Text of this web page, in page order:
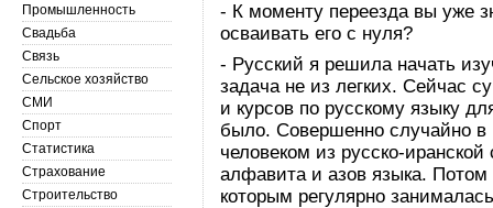
- К моменту переезда вы уже
осваивать его с нуля?
- Русский я решила начать
задача не из легких. Сейчас
и курсов по русскому языку
было. Совершенно случайно
человеком из русско-
алфавита и азов языка.
которым регулярно
Промышленность
Свадьба
Связь
Сельское хозяйство
СМИ
Спорт
Статистика
Страхование
Строительство